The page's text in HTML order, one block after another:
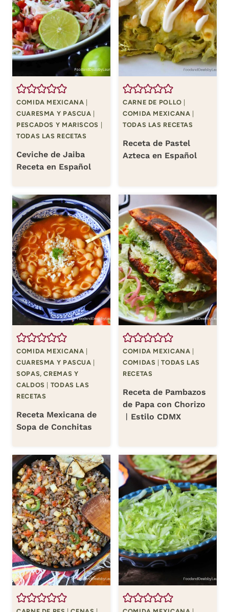
COMIDA MEXICANA
CUARESMA Y PASCUA
PESCADOS Y MARISCOS
TODAS LAS RECETAS
Ceviche de Jaiba
Receta en Español
CARNE DE POLLO
COMIDA MEXICANA
TODAS LAS RECETAS
Receta de Pastel
Azteca en Español
COMIDA MEXICANA
CUARESMA Y PASCUA
SOPAS, CREMAS Y
CALDOS
TODAS LAS
RECETAS
Receta Mexicana de
Sopa de Conchitas
COMIDA MEXICANA
COMIDAS |TODAS LAS
RECETAS
Receta de Pambazos
de Papa con Chorizo
︱Estilo CDMX